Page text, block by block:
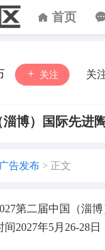
首页
关注 关
博）国际先进
广告发布 > 正文
第二届中国（淄
间2027年5月26-28